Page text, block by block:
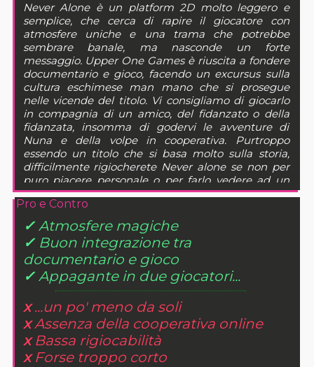
Never Alone è un platform 2D molto leggero e
semplice, che cerca di rapire il giocatore con
atmosfere uniche e una trama che potrebbe
sembrare banale, ma nasconde un forte
messaggio. Upper One Games è riuscita a fondere
documentario e gioco, facendo un excursus sulla
cultura eschimese man mano che si prosegue
nelle vicende del titolo. Vi consigliamo di giocarlo
in compagnia di un amico, del fidanzato o della
fidanzata, insomma di godervi le avventure di
Nuna e della volpe in cooperativa. Purtroppo
essendo un titolo che si basa molto sulla storia,
difficilmente rigiocherete Never alone se non per
puro piacere personale o per farlo vedere ad un
amico, il titolo resta comunque un piacevole
intrattenimento per i pomeriggi freddi e piovosi.
Pro e Contro
✓Atmosfere magiche
✓ Buon integrazione tra
documentario e gioco
✓Appagante in due giocatori...
x...un po' meno da soli
xAssenza della cooperativa online
xBassa rigiocabilità
xForse troppo corto